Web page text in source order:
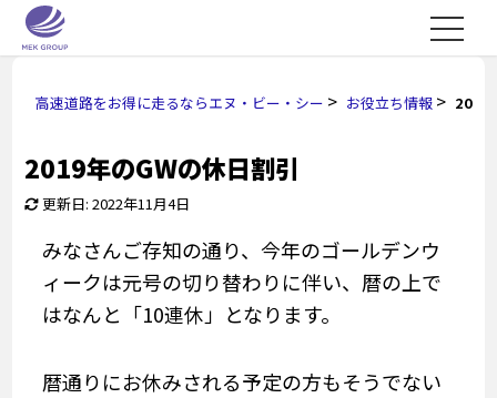
高速道路をお得に走るならエヌ・ビー・シー > お役立ち情報 > 2019
2019年のGWの休日割引
更新日: 2022年11月4日
みなさんご存知の通り、今年のゴールデンウ
ィークは元号の切り替わりに伴い、暦の上で
はなんと「10連休」となります。
暦通りにお休みされる予定の方もそうでない